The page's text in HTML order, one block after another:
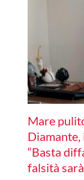
Mare
“Basta
falsità